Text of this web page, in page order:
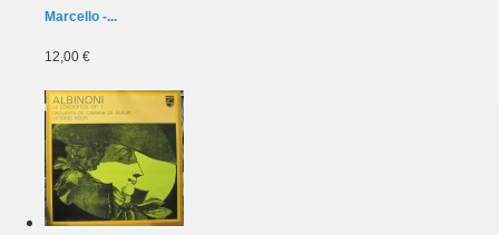
Marcello -...
12,00 €